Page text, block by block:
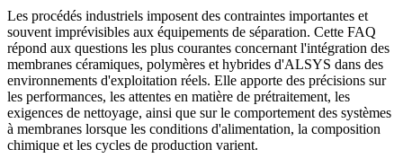
Les procédés industriels imposent des contraintes importantes et
souvent imprévisibles aux équipements de séparation. Cette FAQ
répond aux questions les plus courantes concernant l'intégration des
membranes céramiques, polymères et hybrides d'ALSYS dans des
environnements d'exploitation réels. Elle apporte des précisions sur
les performances, les attentes en matière de prétraitement, les
exigences de nettoyage, ainsi que sur le comportement des systèmes
à membranes lorsque les conditions d'alimentation, la composition
chimique et les cycles de production varient.